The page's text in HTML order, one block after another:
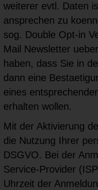
weiterer evtl. Daten
ansprechen zu
sog. Double Opt-in
Mail Newsletter
haben, dass Sie in
dann eine
eines
erhalten wollen.
Mit der Aktivierung
die Nutzung Ihrer
DSGVO. Bei der
Service-Provider
Uhrzeit der